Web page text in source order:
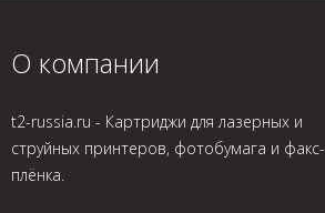
О компании
t2-russia.ru - Картриджи для лазерных и
струйных принтеров, фотобумага и факс-
плёнка.